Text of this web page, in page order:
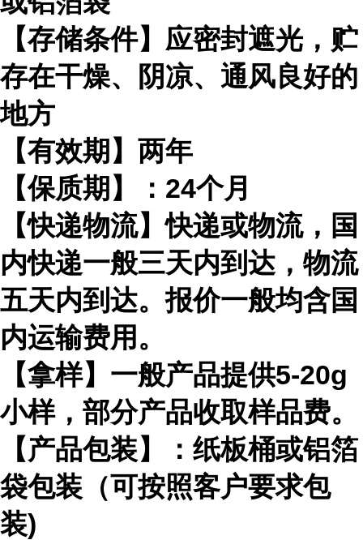
【存储条件】应密封遮光，贮
存在干燥、阴凉、通风良好的
地方
【有效期】两年
【保质期】：24个月
【快递物流】快递或物流，国
内快递一般三天内到达，物流
五天内到达。报价一般均含国
内运输费用。
【拿样】一般产品提供5-20g
小样，部分产品收取样品费。
【产品包装】：纸板桶或铝箔
袋包装（可按照客户要求包
装)